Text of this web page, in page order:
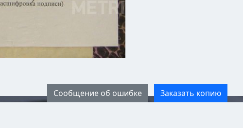
Сообщение об ошибке
Заказать копию